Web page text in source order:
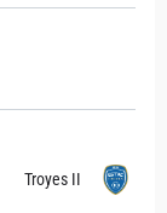
Troyes II